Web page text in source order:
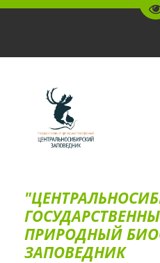
ПРИРОДНЫЙ
ЗАПОВЕДНИК